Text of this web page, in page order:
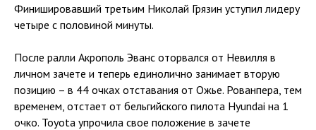
Финишировавший третьим Николай Грязин уступил лидеру
четыре с половиной минуты.
После ралли Акрополь Эванс оторвался от Невилля в
личном зачете и теперь единолично занимает вторую
позицию – в 44 очках отставания от Ожье. Рованпера, тем
временем, отстает от бельгийского пилота Hyundai на 1
очко. Toyota упрочила свое положение в зачете